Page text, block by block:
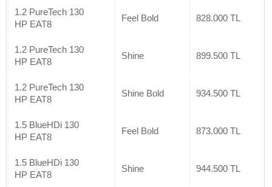
1.2 PureTech 130
HP EAT8
Feel Bold 828.000 TL
1.2 PureTech 130
HP EAT8
Shine 899.500 TL
1.2 PureTech 130
HP EAT8
Shine Bold 934.500 TL
1.5 BlueHDi 130
HP EAT8
Feel Bold 873.000 TL
1.5 BlueHDi 130
HP EAT8
Shine 944.500 TL